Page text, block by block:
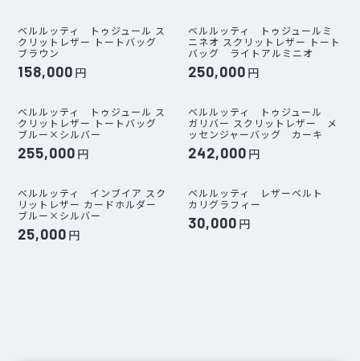
ベルルッティ トゥジュール ス
クリットレザー トートバッグ
ブラウン
158,000 円
ベルルッティ トゥジュールミ
ニネオ スクリットレザー トート
バッグ ライトアルミニオ
250,000 円
ベルルッティ トゥジュール ス
クリットレザー トートバッグ
ブルー×シルバー
255,000 円
ベルルッティ トゥジュール
ガリバー スクリットレザー メ
ッセンジャーバッグ カーキ
242,000 円
ベルルッティ インブイア スク
リットレザー カードホルダー
ブルー×シルバー
25,000 円
ベルルッティ レザーベルト
カリグラフィー
30,000 円